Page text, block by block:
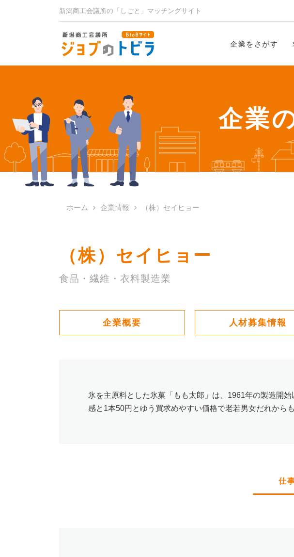
新潟商⼯会議所の「しごと」マッチングサイト
企業をさがす
企業
ホーム 企業情報 （株）セイヒョー
（株）セイヒョー
食品・繊維・衣料製造業
企業概要 人材募集情報
氷を主原料とした氷菓「もも太郎」は、1961年の製造開
感と1本50円とゆう買求めやすい価格で老若男女だれから
仕